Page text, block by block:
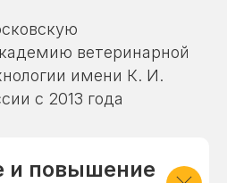
ветеринарной
имени К. И.
с 2013 года
и повышение